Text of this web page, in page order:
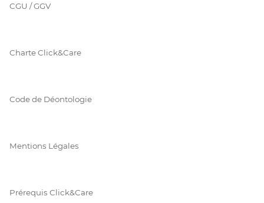
CGU / GGV
Charte Click&Care
Code de Déontologie
Mentions Légales
Prérequis Click&Care